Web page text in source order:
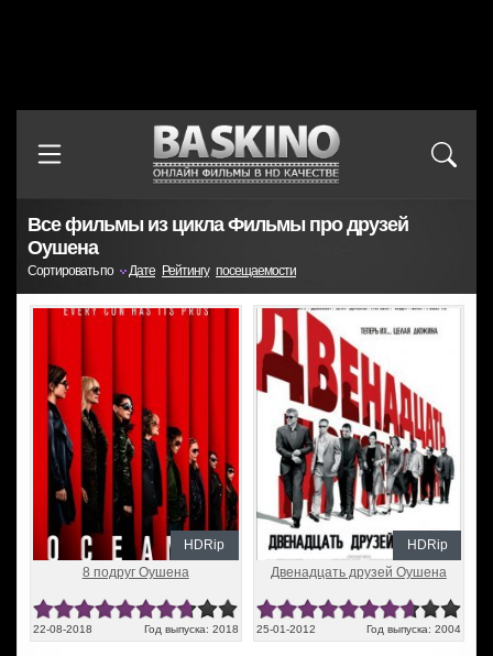
Все фильмы из цикла Фильмы про друзей
Оушена
Сортировать по Дате Рейтингу посещаемости
HDRip
8 подруг Оушена
22-08-2018 Год выпуска: 2018
HDRip
Двенадцать друзей Оушена
25-01-2012 Год выпуска: 2004